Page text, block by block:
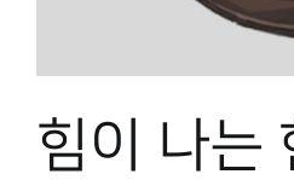
힘이 나는